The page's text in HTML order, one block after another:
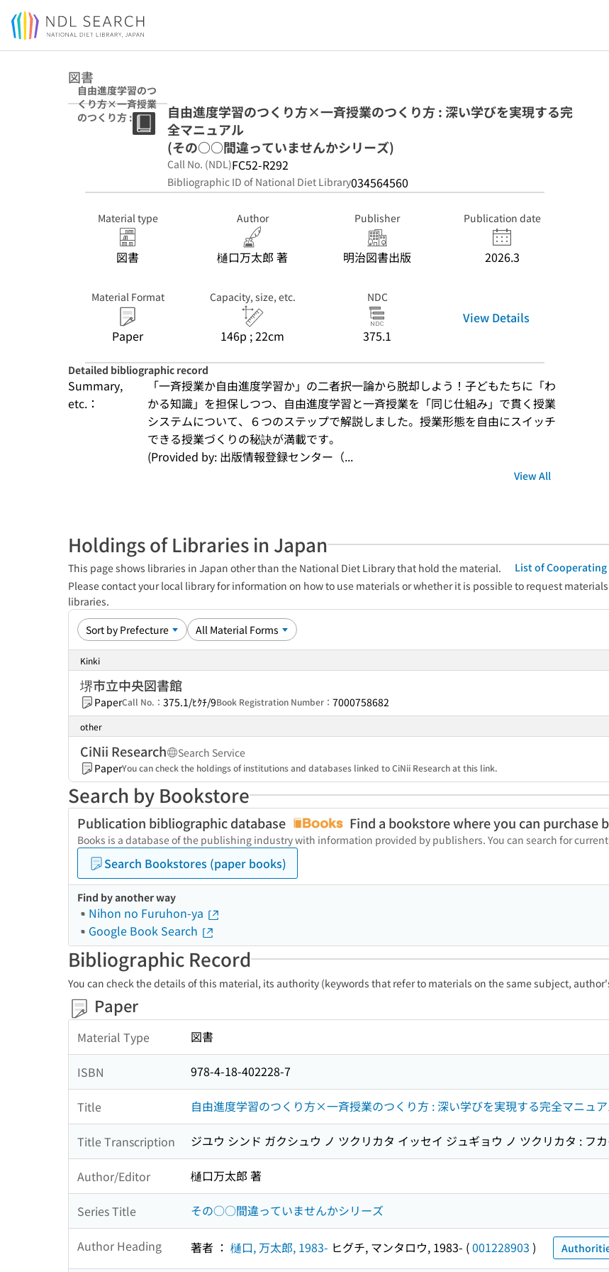
Jump to main content
図書
自由進度学習のつ
くり方×一斉授業
のつくり方 : 深い
学びを実現する完
自由進度学習のつくり方×一斉授業のつくり方 : 深い学びを実現する完
全マニュアル
(その○○間違っていませんかシリーズ)
Call No. (NDL)FC52-R292
Bibliographic ID of National Diet Library034564560
Material type
図書
Author
樋口万太郎 著
Publisher
明治図書出版
Publication date
2026.3
Material Format
Paper
Capacity, size, etc.
146p ; 22cm
NDC
375.1
View Details
Detailed bibliographic record
Summary,
etc.：
「一斉授業か自由進度学習か」の二者択一論から脱却しよう！子どもたちに「わ
かる知識」を担保しつつ、自由進度学習と一斉授業を「同じ仕組み」で貫く授業
システムについて、６つのステップで解説しました。授業形態を自由にスイッチ
できる授業づくりの秘訣が満載です。
(Provided by: 出版情報登録センター（...
View All
Holdings of Libraries in Japan
This page shows libraries in Japan other than the National Diet Library that hold the material.
List of
Please contact your local library for information on how to use materials or whether it is possible to request
libraries.
Kinki
堺市立中央図書館
PaperCall No.： 375.1/ﾋｸﾁ/9Book Registration Number： 7000758682
other
CiNii Research
Search Service
PaperYou can check the holdings of institutions and databases linked to CiNii Research at this link.
Search by Bookstore
Publication bibliographic database Find a bookstore where you can purchase
Books is a database of the publishing industry with information provided by publishers. You can search for
Search Bookstores (paper books)
Find by another way
Nihon no Furuhon-ya
Google Book Search
Bibliographic Record
You can check the details of this material, its authority (keywords that refer to materials on the same subject,
Paper
Material Type 図書
ISBN 978-4-18-402228-7
Title 自由進度学習のつくり方×一斉授業のつくり方 : 深い学びを実現する完全マニュ
Title Transcription ジユウ シンド ガクシュウ ノ ツクリカタ イッセイ ジュギョウ ノ ツクリカタ : フ
Author/Editor 樋口万太郎 著
Series Title その○○間違っていませんかシリーズ
Author Heading 著者 ： 樋口, 万太郎, 1983- ヒグチ, マンタロウ, 1983- (001228903 )